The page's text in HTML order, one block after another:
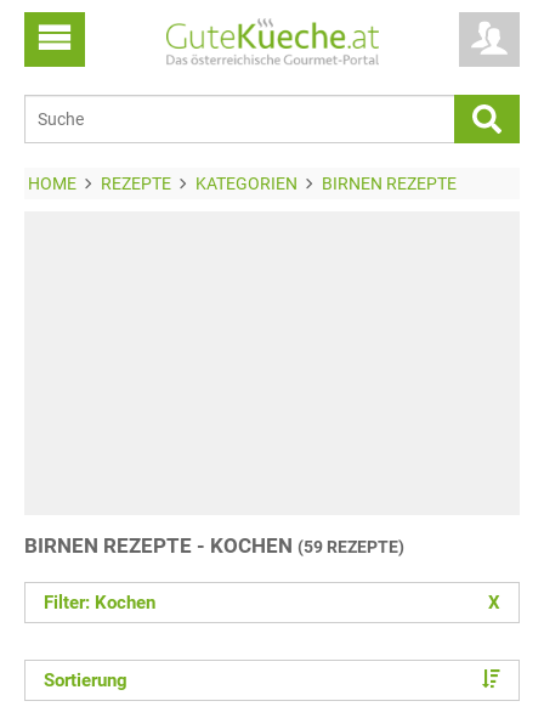
HOME REZEPTE KATEGORIEN BIRNEN REZEPTE
BIRNEN REZEPTE - KOCHEN (59 REZEPTE)
Filter: Kochen X
Sortierung